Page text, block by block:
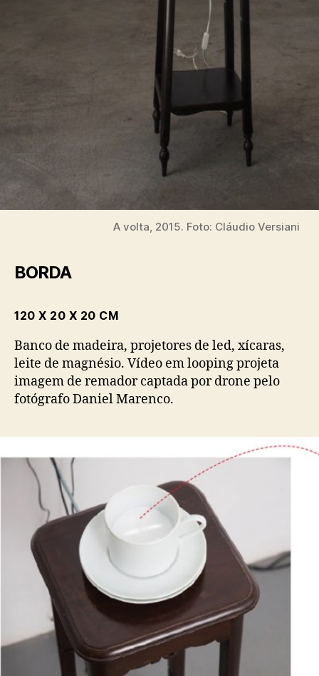
A volta, 2015. Foto: Cláudio Versiani
BORDA
120 X 20 X 20 CM
Banco de madeira, projetores de led, xícaras,
leite de magnésio. Vídeo em looping projeta
imagem de remador captada por drone pelo
fotógrafo Daniel Marenco.